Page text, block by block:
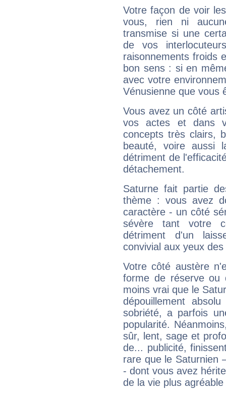
Votre façon de voir
vous, rien ni
transmise si une
de vos
raisonnements froids
bon sens : si en
avec votre
Vénusienne que vous
Vous avez un côté
vos actes et dans
concepts très clairs,
beauté, voire aussi
détriment de
détachement.
Saturne fait partie
thème : vous avez
caractère - un côté
sévère tant votre
détriment d'un
convivial aux yeux
Votre côté austère
forme de réserve
moins vrai que le
dépouillement
sobriété, a parfois
popularité.
sûr, lent, sage et
de... publicité,
rare que le Saturnien
- dont vous avez
de la vie plus